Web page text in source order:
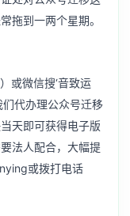
拖到一两个星期。
）或微信搜‘音致运
们代办理公众号迁移
天即可获得电子版
法人配合，大幅提
或拨打电话